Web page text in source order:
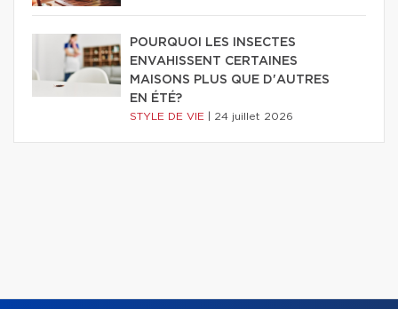
POURQUOI LES INSECTES
ENVAHISSENT CERTAINES
MAISONS PLUS QUE D'AUTRES
EN ÉTÉ?
STYLE DE VIE 24 juillet 2026